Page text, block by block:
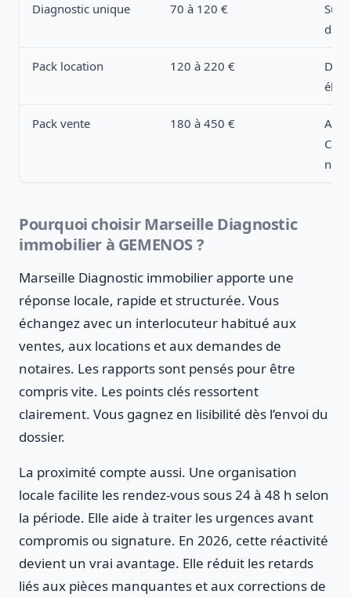
Diagnostic unique 70 à 120 €
du
Pack location 120 à 220 €
Pack vente 180 à 450 €
Pourquoi choisir Marseille Diagnostic
immobilier à GEMENOS ?
Marseille Diagnostic immobilier apporte une
réponse locale, rapide et structurée. Vous
échangez avec un interlocuteur habitué aux
ventes, aux locations et aux demandes de
notaires. Les rapports sont pensés pour être
compris vite. Les points clés ressortent
clairement. Vous gagnez en lisibilité dès l’envoi du
dossier.
La proximité compte aussi. Une organisation
locale facilite les rendez-vous sous 24 à 48 h selon
la période. Elle aide à traiter les urgences avant
compromis ou signature. En 2026, cette réactivité
devient un vrai avantage. Elle réduit les retards
liés aux pièces manquantes et aux corrections de